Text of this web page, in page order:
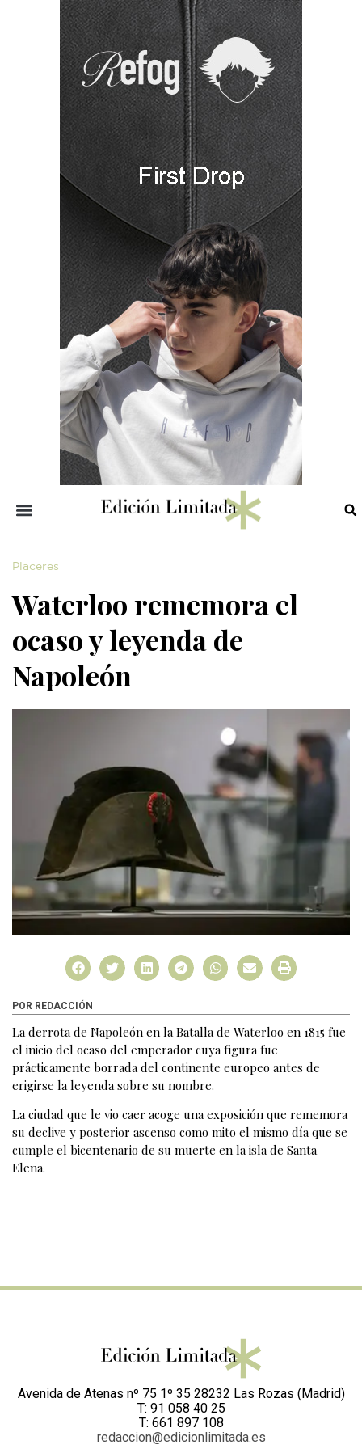
Placeres
Waterloo rememora el
ocaso y leyenda de
Napoleón
POR REDACCIÓN
La derrota de Napoleón en la Batalla de Waterloo en 1815 fue
el inicio del ocaso del emperador cuya figura fue
prácticamente borrada del continente europeo antes de
erigirse la leyenda sobre su nombre.
La ciudad que le vio caer acoge una exposición que rememora
su declive y posterior ascenso como mito el mismo día que se
cumple el bicentenario de su muerte en la isla de Santa
Elena.
Avenida de Atenas nº 75 1º 35 28232 Las Rozas (Madrid)
T: 91 058 40 25
T: 661 897 108
redaccion@edicionlimitada.es